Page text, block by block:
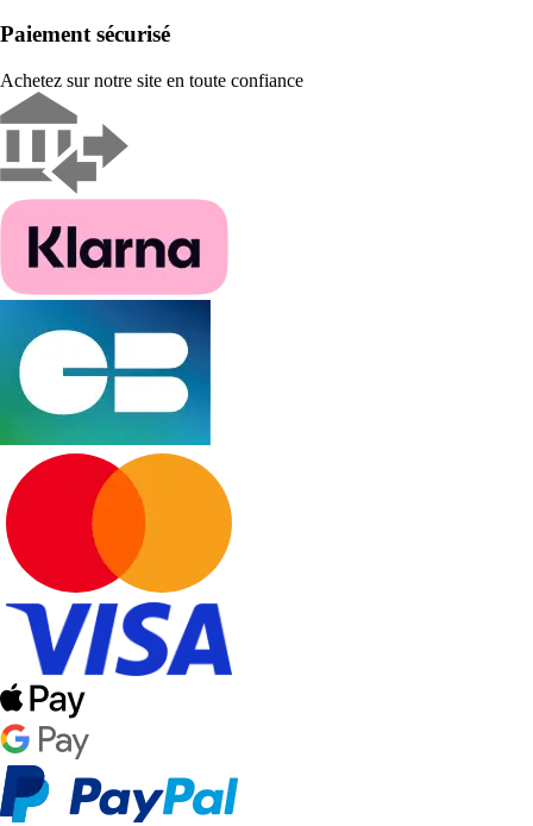
Paiement sécurisé
Achetez sur notre site en toute confiance